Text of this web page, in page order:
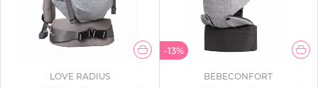
LOVE RADIUS
-13%
BEBECONFORT